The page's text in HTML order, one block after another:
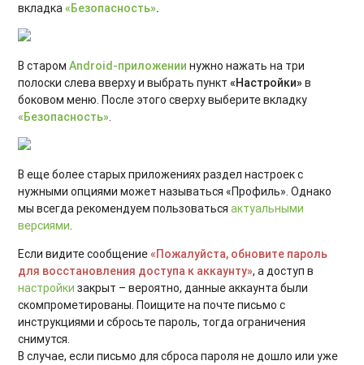
вкладка«Безопасность».
В старомAndroid-приложении нужно нажать на три
полоски слева вверху и выбрать пункт«Настройки» в
боковом меню. После этого сверху выберите вкладку
«Безопасность».
В еще более старых приложениях раздел настроек с
нужными опциями может называться «Профиль». Однако
мы всегда рекомендуем пользоватьсяактуальными
версиями.
Если видите сообщение«Пожалуйста, обновите пароль
для восстановления доступа к аккаунту», а доступ в
настройки закрыт – вероятно, данные аккаунта были
скомпрометированы. Поищите на почте письмо с
инструкциями и сбросьте пароль, тогда ограничения
снимутся.
В случае, если письмо для сброса пароля не дошло или уже